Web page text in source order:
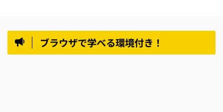
ブラウザで学べる環境付き！